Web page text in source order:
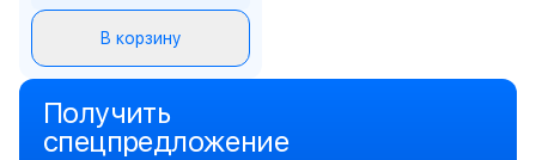
В корзину
Получить
спецпредложение